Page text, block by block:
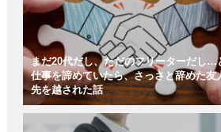
まだ20代だし、ただのフリーターだし…
仕事を諦めていたら、さっさと辞めた友
先を越された話